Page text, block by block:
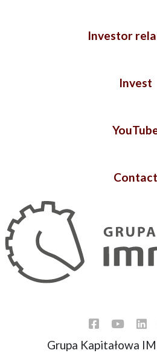
Investor
Invest
Contact
Grupa Kapitałowa